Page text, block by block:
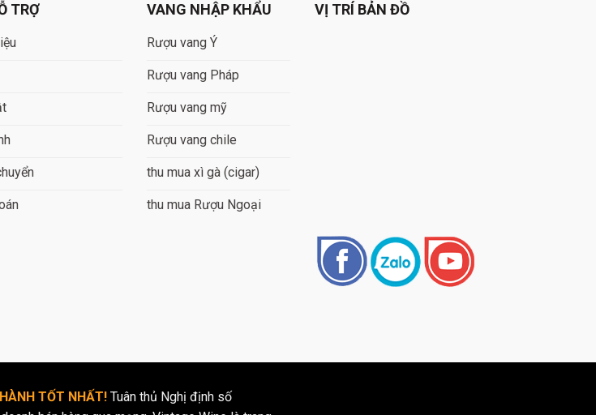
TRỢ VANG NHẬP KHẨU
Rượu vang Ý
Rượu vang Pháp
Rượu vang mỹ
Rượu vang chile
thu mua xì gà (cigar)
thu mua Rượu Ngoại
VỊ TRÍ BẢN ĐỒ
TỐT NHẤT! Tuân thủ Nghị định số